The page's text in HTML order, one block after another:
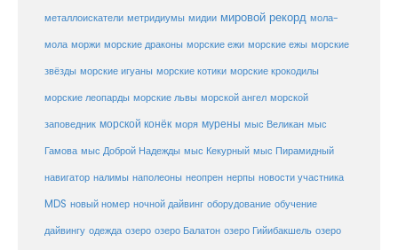
металлоискатели метридиумы мидии мировой рекорд мола-
мола моржи морские драконы морские ежи морские ежы морские
звёзды морские игуаны морские котики морские крокодилы
морские леопарды морские львы морской ангел морской
заповедник морской конёк моря мурены мыс Великан мыс
Гамова мыс Доброй Надежды мыс Кекурный мыс Пирамидный
навигатор налимы наполеоны неопрен нерпы новости участника
MDS новый номер ночной дайвинг оборудование обучение
дайвингу одежда озеро озеро Балатон озеро Гийибакшель озеро